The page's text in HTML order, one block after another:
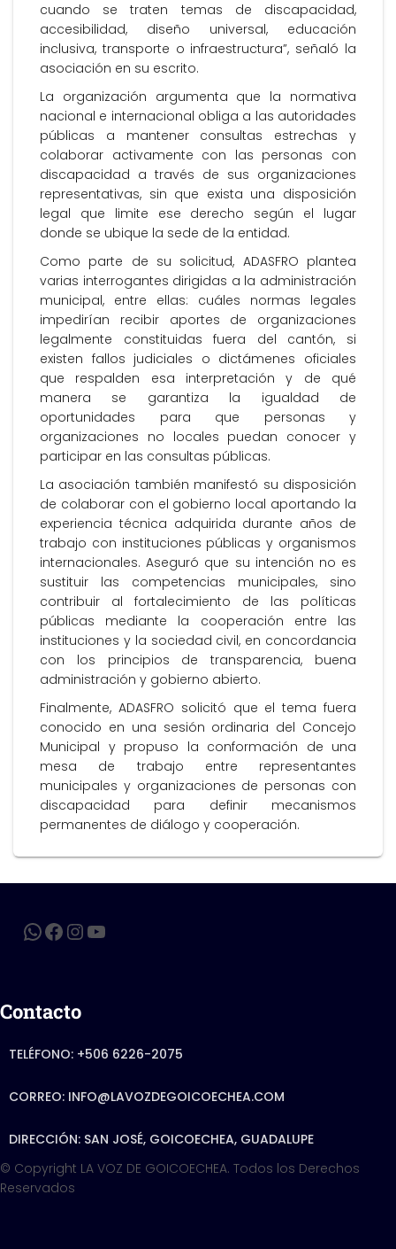
cuando se traten temas de discapacidad,
accesibilidad, diseño universal, educación
inclusiva, transporte o infraestructura”, señaló la
asociación en su escrito.
La organización argumenta que la normativa
nacional e internacional obliga a las autoridades
públicas a mantener consultas estrechas y
colaborar activamente con las personas con
discapacidad a través de sus organizaciones
representativas, sin que exista una disposición
legal que limite ese derecho según el lugar
donde se ubique la sede de la entidad.
Como parte de su solicitud, ADASFRO plantea
varias interrogantes dirigidas a la administración
municipal, entre ellas: cuáles normas legales
impedirían recibir aportes de organizaciones
legalmente constituidas fuera del cantón, si
existen fallos judiciales o dictámenes oficiales
que respalden esa interpretación y de qué
manera se garantiza la igualdad de
oportunidades para que personas y
organizaciones no locales puedan conocer y
participar en las consultas públicas.
La asociación también manifestó su disposición
de colaborar con el gobierno local aportando la
experiencia técnica adquirida durante años de
trabajo con instituciones públicas y organismos
internacionales. Aseguró que su intención no es
sustituir las competencias municipales, sino
contribuir al fortalecimiento de las políticas
públicas mediante la cooperación entre las
instituciones y la sociedad civil, en concordancia
con los principios de transparencia, buena
administración y gobierno abierto.
Finalmente, ADASFRO solicitó que el tema fuera
conocido en una sesión ordinaria del Concejo
Municipal y propuso la conformación de una
mesa de trabajo entre representantes
municipales y organizaciones de personas con
discapacidad para definir mecanismos
permanentes de diálogo y cooperación.
Contacto
TELÉFONO: +506 6226-2075
CORREO: INFO@LAVOZDEGOICOECHEA.COM
DIRECCIÓN: SAN JOSÉ, GOICOECHEA, GUADALUPE
© Copyright LA VOZ DE GOICOECHEA. Todos los Derechos
Reservados